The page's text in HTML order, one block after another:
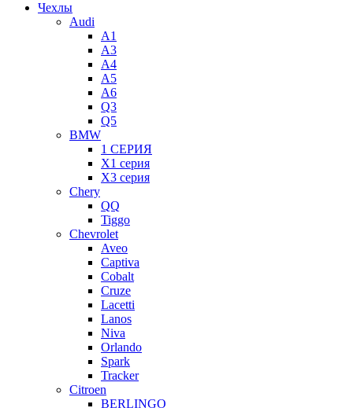
Чехлы
Audi
A1
A3
A4
A5
A6
Q3
Q5
BMW
1 СЕРИЯ
X1 серия
X3 серия
Chery
QQ
Tiggo
Chevrolet
Aveo
Captiva
Cobalt
Cruze
Lacetti
Lanos
Niva
Orlando
Spark
Tracker
Citroen
BERLINGO